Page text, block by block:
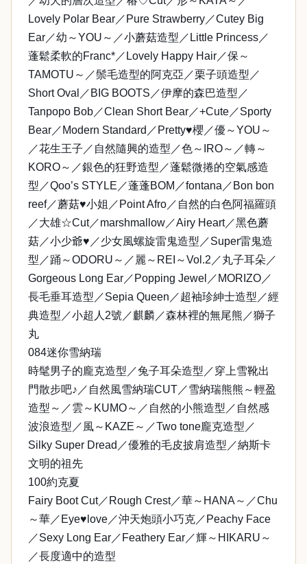
Lovely Polar Bear／Pure Strawberry／Cutey Big
Ear／幼～YOU～／小蘑菇造型／Little Princess／
蓬鬆柔軟的Franc*／Lovely Happy Hair／保～
TAMOTU～／鬃毛造型的阿克亞／栗子頭造型／
Short Oval／BIG BOOTS／伊摩的森巴造型／
Tanpopo Bob／Clean Short Bear／+Cute／Sporty
Bear／Modern Standard／Pretty♥櫻／優～YOU～
／花生王子／自然隨興的造型／色～IRO～／轉～
KORO～／銀色的狂野造型／蓬鬆微捲的空氣感造
型／Qoo’s STYLE／蓬蓬BOM／fontana／Bon bon
reef／蘑菇♥小姐／Point Afro／自然的白色阿福羅頭
／大雄☆Cut／marshmallow／Airy Heart／黑色蘑
菇／小少爺♥／少女風螺旋雷鬼造型／Super雷鬼造
型／踊～ODORU～／麗～REI～Vol.2／丸子耳朵／
Gorgeous Long Ear／Popping Jewel／MORIZO／
長毛垂耳造型／Sepia Queen／超袖珍紳士造型／經
典造型／小超人2號／麒麟／森林裡的無尾熊／獅子
丸
084迷你雪納瑞
時髦男子的龐克造型／兔子耳朵造型／穿上雪靴出
門散步吧♪／自然風雪納瑞CUT／雪納瑞熊熊～輕盈
造型～／雲～KUMO～／自然的小熊造型／自然感
波浪造型／風～KAZE～／Two tone龐克造型／
Silky Super Dread／優雅的毛皮披肩造型／納斯卡
文明的祖先
100約克夏
Fairy Boot Cut／Rough Crest／華～HANA～／Chu
～華／Eye♥love／沖天炮頭小巧克／Peachy Face
／Sexy Long Ear／Feathery Ear／輝～HIKARU～
／長度適中的造型